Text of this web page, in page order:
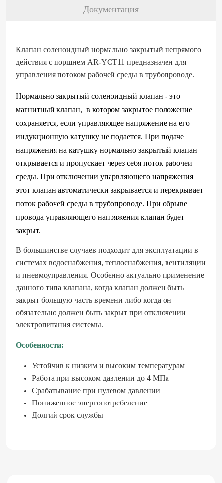
Документация
Клапан соленоидный нормально закрытый непрямого
действия с поршнем AR-YCT11 предназначен для
управления потоком рабочей среды в трубопроводе.
Нормально закрытый соленоидный клапан - это
магнитный клапан, в котором закрытое положение
сохраняется, если управляющее напряжение на его
индукционную катушку не подается. При подаче
напряжения на катушку нормально закрытый клапан
открывается и пропускает через себя поток рабочей
среды. При отключении упарвляющего напряжения
этот клапан автоматически закрывается и перекрывает
поток рабочей среды в трубопроводе. При обрыве
провода управляющего напряжения клапан будет
закрыт.
В большинстве случаев подходит для эксплуатации в
системах водоснабжения, теплоснабжения, вентиляции
и пневмоуправления. Особенно актуально применение
данного типа клапана, когда клапан должен быть
закрыт большую часть времени либо когда он
обязательно должен быть закрыт при отключении
электропитания системы.
Особенности:
Устойчив к низким и высоким температурам
Работа при высоком давлении до 4 МПа
Срабатывание при нулевом давлении
Пониженное энергопотребеление
Долгий срок службы